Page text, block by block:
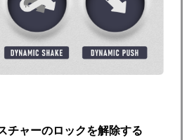
チャーのロックを解除する